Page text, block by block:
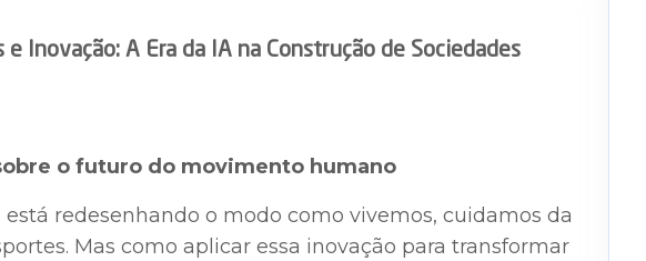
e Inovação: A Era da IA na Construção de Sociedades
o futuro do movimento humano
redesenhando o modo como vivemos, cuidamos da
Mas como aplicar essa inovação para transformar